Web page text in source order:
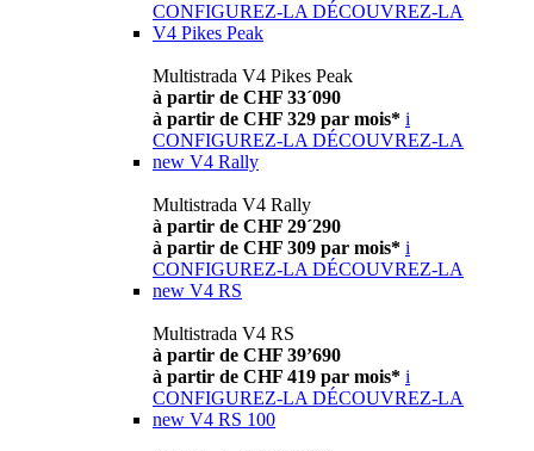
CONFIGUREZ-LA DÉCOUVREZ-LA
V4 Pikes Peak
Multistrada V4 Pikes Peak
à partir de CHF 33´090
à partir de CHF 329 par mois* i
CONFIGUREZ-LA DÉCOUVREZ-LA
new V4 Rally
Multistrada V4 Rally
à partir de CHF 29´290
à partir de CHF 309 par mois* i
CONFIGUREZ-LA DÉCOUVREZ-LA
new V4 RS
Multistrada V4 RS
à partir de CHF 39’690
à partir de CHF 419 par mois* i
CONFIGUREZ-LA DÉCOUVREZ-LA
new V4 RS 100